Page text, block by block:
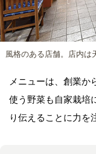
風格のある店舗。店内は
メニューは、創業か
使う野菜も自家栽培
り伝えることに力を